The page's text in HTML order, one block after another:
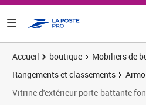
Accueil boutique
Mobiliers de
Rangements et classements
Vitrine d'extérieur porte-battante